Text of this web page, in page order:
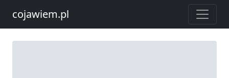
cojawiem.pl